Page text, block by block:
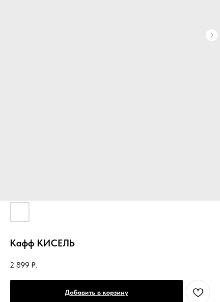
Кафф КИСЕЛЬ
2 899 ₽.
Добавить в корзину